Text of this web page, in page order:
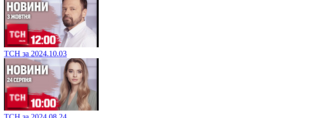
ТСН за 2024.10.03